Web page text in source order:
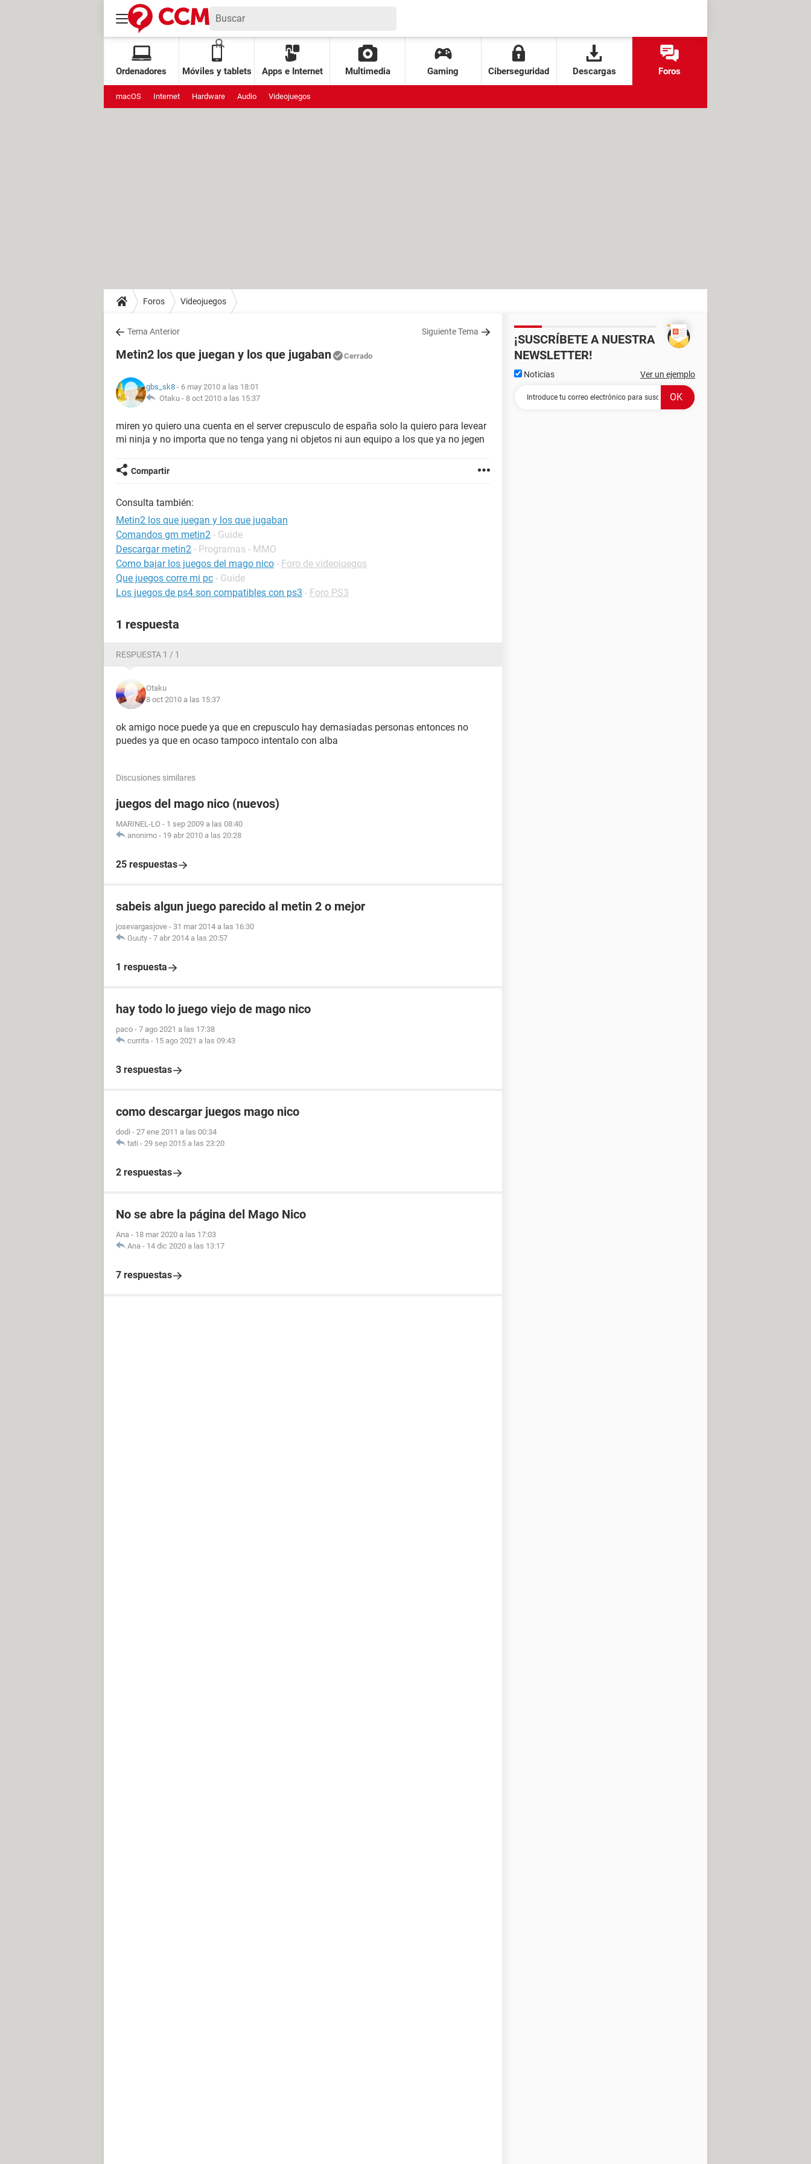
Ordenadores Móviles y tablets Apps e Internet Multimedia Gaming Ciberseguridad Descargas Foros
macOS Internet Hardware Audio Videojuegos
Foros Videojuegos
Tema Anterior Siguiente Tema
Metin2 los que juegan y los que jugaban Cerrado
gbs_sk8 - 6 may 2010 a las 18:01
Otaku - 8 oct 2010 a las 15:37
miren yo quiero una cuenta en el server crepusculo de españa solo la quiero para levear
mi ninja y no importa que no tenga yang ni objetos ni aun equipo a los que ya no jegen
Compartir
Consulta también:
Metin2 los que juegan y los que jugaban
Comandos gm metin2 - Guide
Descargar metin2 - Programas - MMO
Como bajar los juegos del mago nico - Foro de videojuegos
Que juegos corre mi pc - Guide
Los juegos de ps4 son compatibles con ps3 - Foro PS3
1 respuesta
RESPUESTA 1 / 1
Otaku
8 oct 2010 a las 15:37
ok amigo noce puede ya que en crepusculo hay demasiadas personas entonces no
puedes ya que en ocaso tampoco intentalo con alba
Discusiones similares
juegos del mago nico (nuevos)
MARINEL-LO - 1 sep 2009 a las 08:40
anonimo - 19 abr 2010 a las 20:28
25 respuestas
sabeis algun juego parecido al metin 2 o mejor
josevargasjove - 31 mar 2014 a las 16:30
Guuty - 7 abr 2014 a las 20:57
1 respuesta
hay todo lo juego viejo de mago nico
paco - 7 ago 2021 a las 17:38
currita - 15 ago 2021 a las 09:43
3 respuestas
como descargar juegos mago nico
dodi - 27 ene 2011 a las 00:34
tati - 29 sep 2015 a las 23:20
2 respuestas
No se abre la página del Mago Nico
Ana - 18 mar 2020 a las 17:03
Ana - 14 dic 2020 a las 13:17
7 respuestas
¡SUSCRÍBETE A NUESTRA
NEWSLETTER!
Noticias Ver un ejemplo